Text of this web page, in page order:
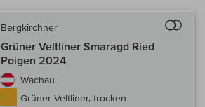
Bergkirchner
Grüner Veltliner Smaragd Ried
Poigen 2024
Wachau
Grüner Veltliner, trocken